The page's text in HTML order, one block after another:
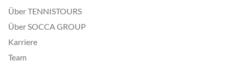
Über TENNISTOURS
Über SOCCA GROUP
Karriere
Team